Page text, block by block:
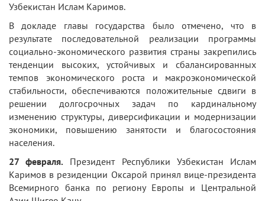
Узбекистан Ислам Каримов.
В докладе главы государства было отмечено, что в
результате последовательной реализации программы
социально-экономического развития страны закрепились
тенденции высоких, устойчивых и сбалансированных
темпов экономического роста и макроэкономической
стабильности, обеспечиваются положительные сдвиги в
решении долгосрочных задач по кардинальному
изменению структуры, диверсификации и модернизации
экономики, повышению занятости и благосостояния
населения.
27 февраля. Президент Республики Узбекистан Ислам
Каримов в резиденции Оксарой принял вице-президента
Всемирного банка по региону Европы и Центральной